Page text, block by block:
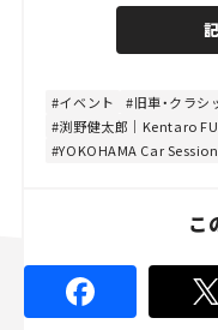
イベント 旧車・クラシ
渕野健太郎｜Kentaro
YOKOHAMA Car
こ